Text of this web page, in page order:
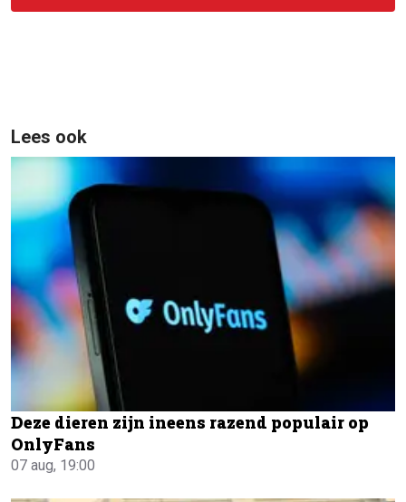
Lees ook
Deze dieren zijn ineens razend populair op
OnlyFans
07 aug, 19:00